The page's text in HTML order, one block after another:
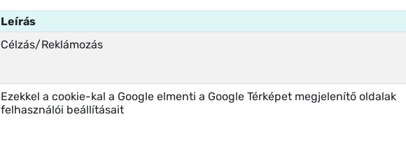
Leírás
Célzás/Reklámozás
Ezekkel a cookie-kal a Google elmenti a Google Térképet megjelenítő oldalak
felhasználói beállításait